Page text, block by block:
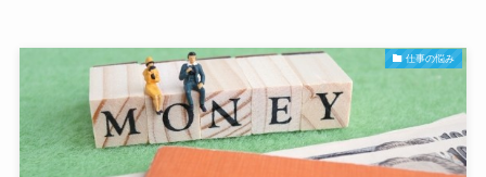
仕事の悩み